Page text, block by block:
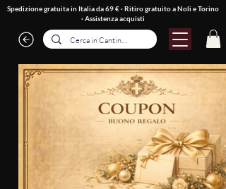
Spedizione gratuita in Italia da 69 € · Ritiro gratuito a Noli e Torino
·Assistenza acquisti